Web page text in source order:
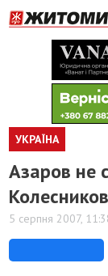
УКРАЇНА
Азаров не
5 серпня 2007,